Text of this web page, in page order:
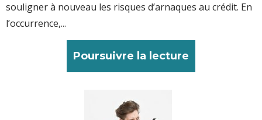
souligner à nouveau les risques d’arnaques au crédit. En
l’occurrence,...
Poursuivre la lecture